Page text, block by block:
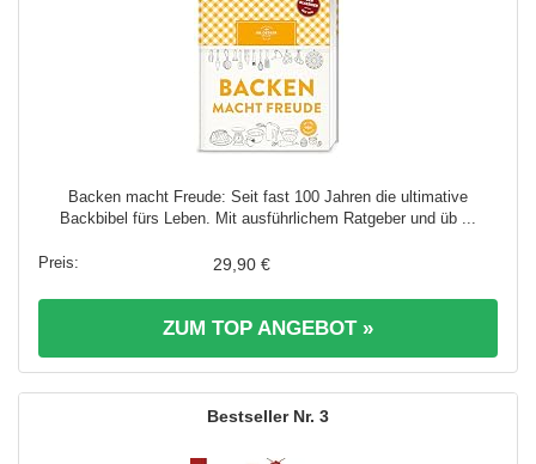
Backen macht Freude: Seit fast 100 Jahren die ultimative
Backbibel fürs Leben. Mit ausführlichem Ratgeber und üb ...
29,90 €
ZUM TOP ANGEBOT »
3